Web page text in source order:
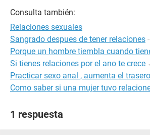
Consulta también:
Relaciones sexuales
Sangrado despues de tener relaciones -
Porque un hombre tiembla cuando
Si tienes relaciones por el ano te crece
Practicar sexo anal , aumenta el trasero
Como saber si una mujer tuvo
1 respuesta